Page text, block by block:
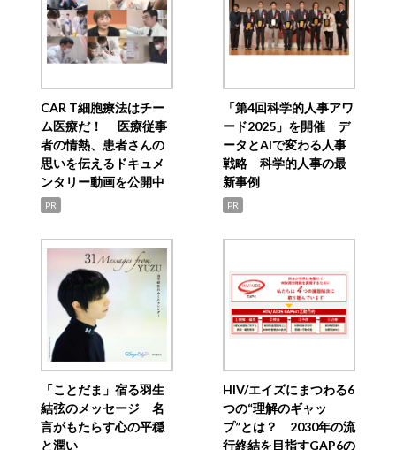
CAR T細胞療法はチー
ム医療だ！ 医療従事
者の情熱、患者さんの
思いを伝えるドキュメ
ンタリー動画を公開中
PR
「第4回科学的人事アワ
ード2025」を開催 デ
ータとAIで変わる人事
戦略 科学的人事の最
新事例
PR
「ことだま」宿る羽生
結弦のメッセージ 名
言がもたらす心の平穏
と潤い
HIV/エイズにまつわる6
つの“理解のギャッ
プ”とは？ 2030年の流
行終結を目指すGAP6の